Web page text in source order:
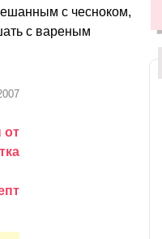
с чесноком,
с вареным
от